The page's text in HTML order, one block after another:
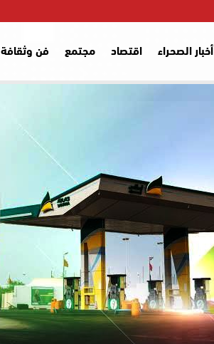
أخبار الصحراء اقتصاد مجتمع فن وثقافة